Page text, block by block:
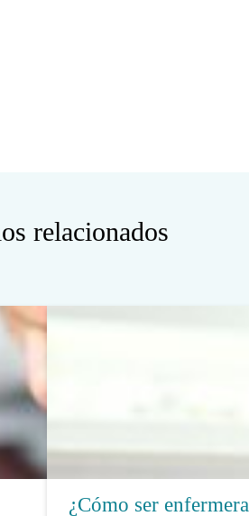
relacionados
¿Cómo ser